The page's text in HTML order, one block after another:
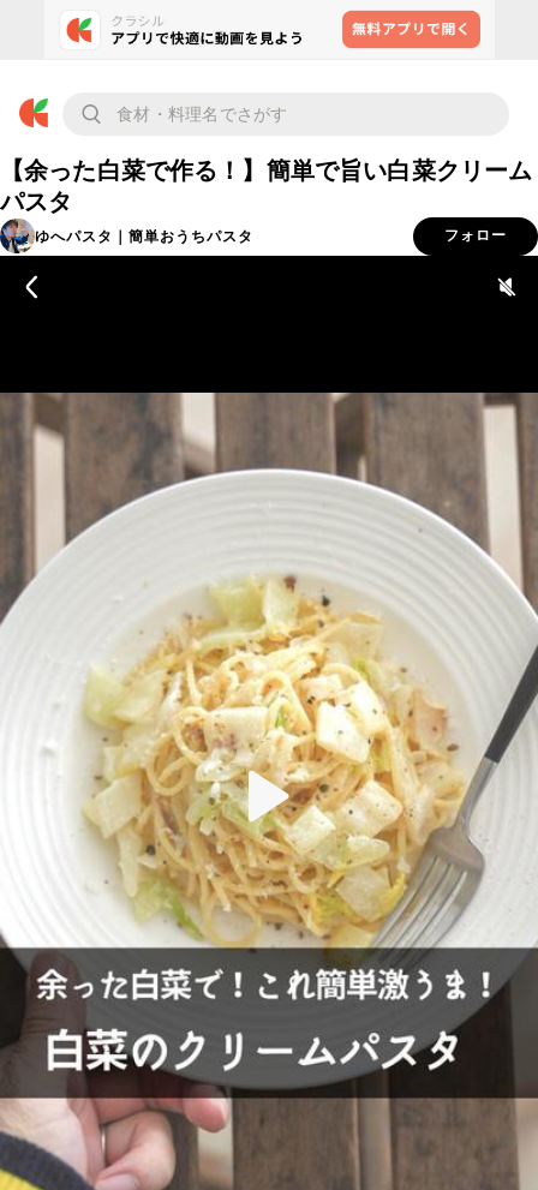
【余った白菜で作る！】簡単で旨い白菜クリーム
パスタ
ゆへパスタ｜簡単おうちパスタ フォロー